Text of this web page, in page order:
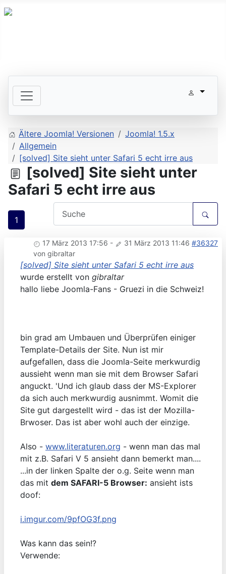
Ältere Joomla! Versionen
Joomla! 1.5.x
Allgemein
[solved] Site sieht unter Safari 5 echt irre aus
[solved] Site sieht unter
Safari 5 echt irre aus
1
17 März 2013 17:56 - 31 März 2013 11:46 #36327
von gibraltar
[solved] Site sieht unter Safari 5 echt irre aus
wurde erstellt von gibraltar
hallo liebe Joomla-Fans - Gruezi in die Schweiz!
bin grad am Umbauen und Überprüfen einiger
Template-Details der Site. Nun ist mir
aufgefallen, dass die Joomla-Seite merkwurdig
aussieht wenn man sie mit dem Browser Safari
anguckt. 'Und ich glaub dass der MS-Explorer
da sich auch merkwurdig ausnimmt. Womit die
Site gut dargestellt wird - das ist der Mozilla-
Brwoser. Das ist aber wohl auch der einzige.
Also - www.literaturen.org - wenn man das mal
mit z.B. Safari V 5 ansieht dann bemerkt man....
...in der linken Spalte der o.g. Seite wenn man
das mit dem SAFARI-5 Browser: ansieht ists
doof:
i.imgur.com/9pfOG3f.png
Was kann das sein!?
Verwende: